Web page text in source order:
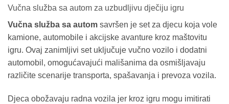
Vučna služba sa autom za uzbudljivu dječiju igru
Vučna služba sa autom savršen je set za djecu koja vole
kamione, automobile i akcijske avanture kroz maštovitu
igru. Ovaj zanimljivi set uključuje vučno vozilo i dodatni
automobil, omogućavajući mališanima da osmišljavaju
različite scenarije transporta, spašavanja i prevoza vozila.
Djeca obožavaju radna vozila jer kroz igru mogu imitirati